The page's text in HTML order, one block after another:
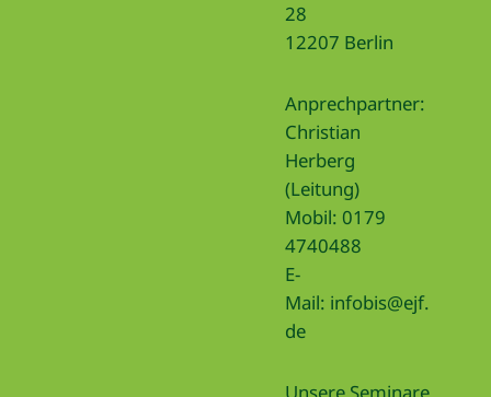
28
12207 Berlin
Anprechpartner:
Christian
Herberg
(Leitung)
Mobil: 0179
4740488
E-
Mail: infobis@ejf.
de